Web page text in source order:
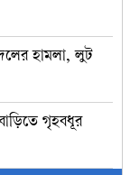
হামলা, লুট
গৃহবধূর